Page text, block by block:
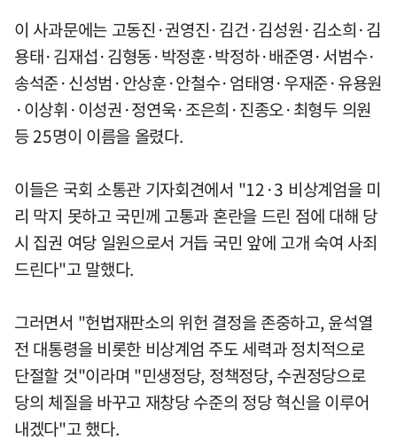
이 사과문에는 고동진·권영진·김건·김성원·김소희·김
용태·김재섭·김형동·박정훈·박정하·배준영·서범수·
송석준·신성범·안상훈·안철수·엄태영·우재준·유용원
·이상휘·이성권·정연욱·조은희·진종오·최형두 의원
등 25명이 이름을 올렸다.
이들은 국회 소통관 기자회견에서 "12·3 비상계엄을 미
리 막지 못하고 국민께 고통과 혼란을 드린 점에 대해 당
시 집권 여당 일원으로서 거듭 국민 앞에 고개 숙여 사죄
드린다"고 말했다.
그러면서 "헌법재판소의 위헌 결정을 존중하고, 윤석열
전 대통령을 비롯한 비상계엄 주도 세력과 정치적으로
단절할 것"이라며 "민생정당, 정책정당, 수권정당으로
당의 체질을 바꾸고 재창당 수준의 정당 혁신을 이루어
내겠다"고 했다.